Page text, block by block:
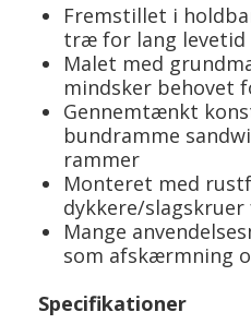
Fremstillet i
træ for lang levetid
Malet med
mindsker behovet
Gennemtænkt
bundramme
rammer
Monteret med
dykkere/
Mange
som afskærmning
Specifikationer